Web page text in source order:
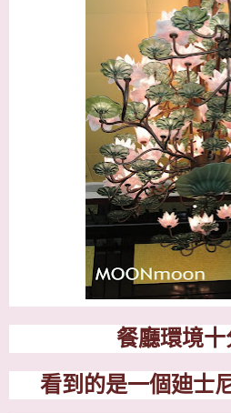
餐廳環境十
看到的是一個廸士